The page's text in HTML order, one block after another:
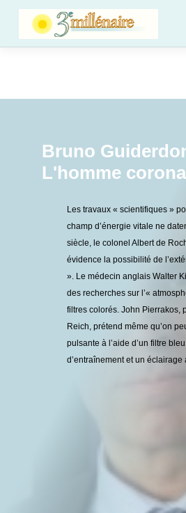
Bruno
L'homme
Les travaux « scientifiques »
champ d’énergie vitale ne
siècle, le colonel Albert de
évidence la possibilité de
». Le médecin anglais Walter
des recherches sur l’«
filtres colorés. John Pierrakos,
Reich, prétend même qu’on
pulsante à l’aide d’un filtre
d’entraînement et un éclairage